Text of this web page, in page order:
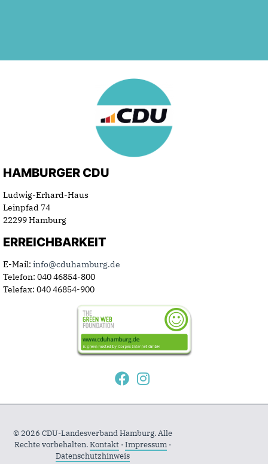
HAMBURGER CDU
Ludwig-Erhard-Haus
Leinpfad 74
22299 Hamburg
ERREICHBARKEIT
E-Mail: info@cduhamburg.de
Telefon: 040 46854-800
Telefax: 040 46854-900
© 2026 CDU-Landesverband Hamburg. Alle
Rechte vorbehalten.Kontakt · Impressum ·
Datenschutzhinweis